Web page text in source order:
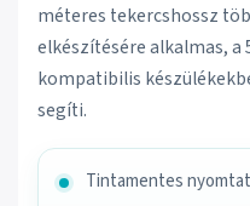
méteres tekercshossz
elkészítésére alkalmas, a
kompatibilis
segíti.
Tintamentes